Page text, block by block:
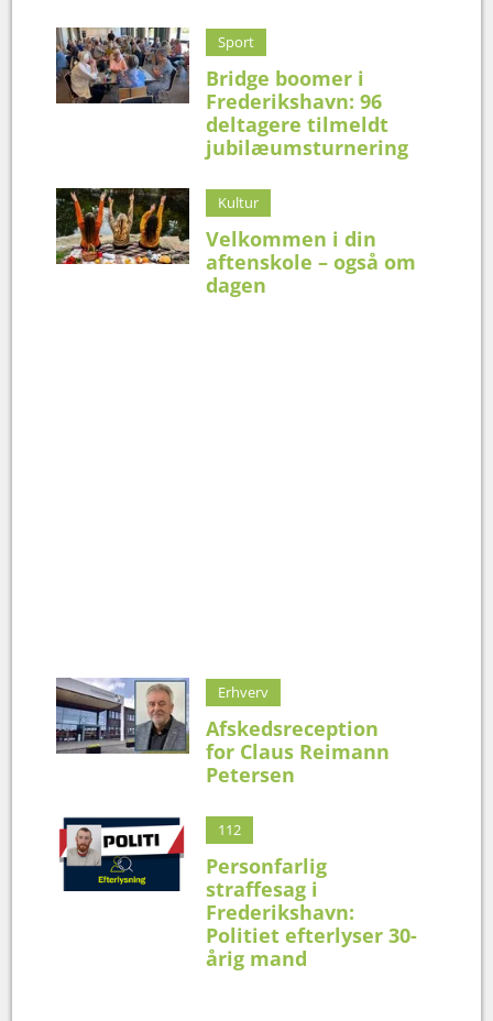
Sport
Bridge boomer i
Frederikshavn: 96
deltagere tilmeldt
jubilæumsturnering
Kultur
Velkommen i din
aftenskole – også om
dagen
Erhverv
Afskedsreception
for Claus Reimann
Petersen
112
Personfarlig
straffesag i
Frederikshavn:
Politiet efterlyser 30-
årig mand